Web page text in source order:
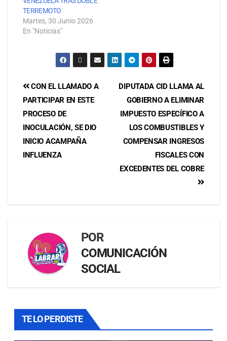
TERREMOTO
Martes, 30 Junio 2026
En "Noticias"
DIPUTADA CID LLAMA AL
GOBIERNO A ELIMINAR
IMPUESTO ESPECÍFICO A
LOS COMBUSTIBLES Y
COMPENSAR INGRESOS
FISCALES CON
EXCEDENTES DEL COBRE
CON EL LLAMADO A
PARTICIPAR EN ESTE
PROCESO DE
INOCULACIÓN, SE DIO
INICIO ACAMPAÑA
INFLUENZA
POR
COMUNICACIÓN
SOCIAL
TE LO PERDISTE